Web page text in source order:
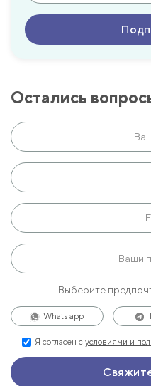
Остались
Выберите
Whats app
Я согласен с условиями и